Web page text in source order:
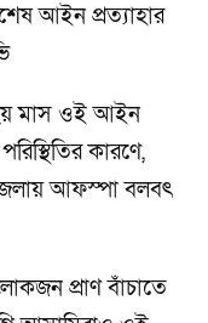
আইন প্রত্যাহার
ছয় মাস ওই আইন
কারণে,
আফস্পা বলবৎ
প্রাণ বাঁচাতে